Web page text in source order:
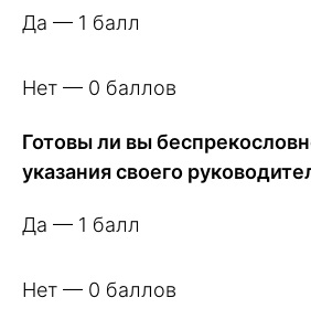
Да — 1 балл
Нет — 0 баллов
Готовы ли вы
указания своего
Да — 1 балл
Нет — 0 баллов